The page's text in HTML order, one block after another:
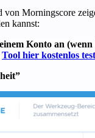
von Morningscore
kannst:
Konto an
Tool hier kostenlos